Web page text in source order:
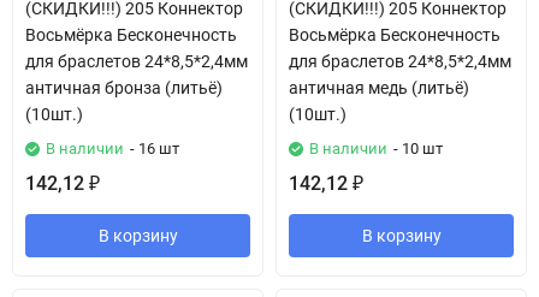
(СКИДКИ!!!) 205 Коннектор
Восьмёрка Бесконечность
для браслетов 24*8,5*2,4мм
античная бронза (литьё)
(10шт.)
В наличии - 16 шт
142,12 ₽
В корзину
(СКИДКИ!!!) 205 Коннектор
Восьмёрка Бесконечность
для браслетов 24*8,5*2,4мм
античная медь (литьё)
(10шт.)
В наличии - 10 шт
142,12 ₽
В корзину